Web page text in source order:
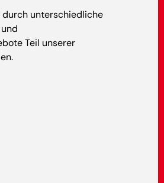
unterschiedliche
Teil unserer